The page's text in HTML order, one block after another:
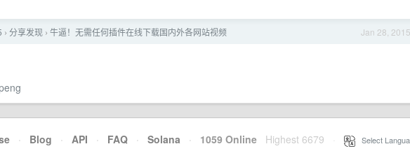
Jan 28, 2015
› 分享发现 › 牛逼！无需任何插件在线下载国内外各网站视频
· Blog · API · FAQ · Solana · 1059 Online Highest 6679 Select